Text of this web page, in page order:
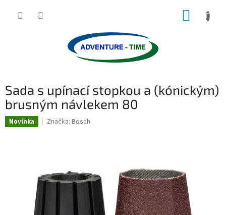
Sada s upínací stopkou a (kónickým)
brusným návlekem 80
Novinka Značka: Bosch